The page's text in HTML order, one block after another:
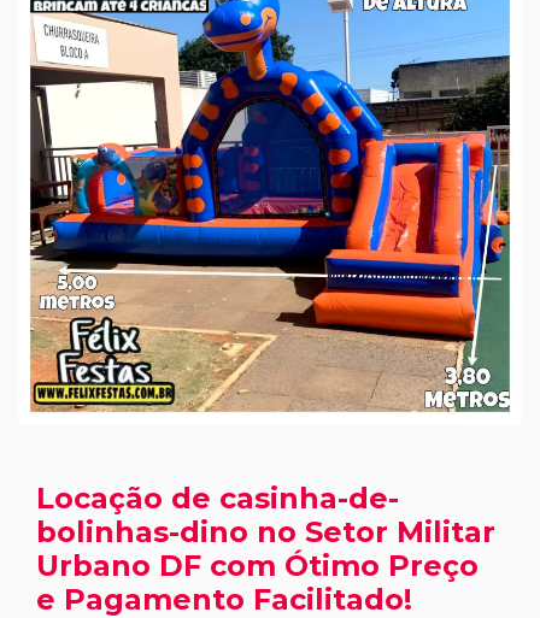
Locação de casinha-de-
bolinhas-dino no Setor Militar
Urbano DF com Ótimo Preço
e Pagamento Facilitado!